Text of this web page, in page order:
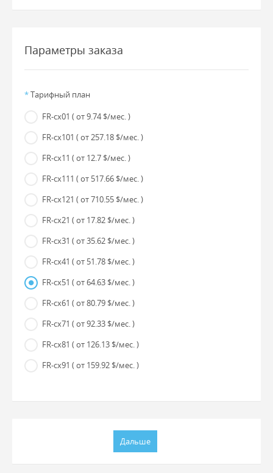
Параметры заказа
*Тарифный план
FR-cx01 ( от 9.74 $/мес. )
FR-cx101 ( от 257.18 $/мес. )
FR-cx11 ( от 12.7 $/мес. )
FR-cx111 ( от 517.66 $/мес. )
FR-cx121 ( от 710.55 $/мес. )
FR-cx21 ( от 17.82 $/мес. )
FR-cx31 ( от 35.62 $/мес. )
FR-cx41 ( от 51.78 $/мес. )
FR-cx51 ( от 64.63 $/мес. )
FR-cx61 ( от 80.79 $/мес. )
FR-cx71 ( от 92.33 $/мес. )
FR-cx81 ( от 126.13 $/мес. )
FR-cx91 ( от 159.92 $/мес. )